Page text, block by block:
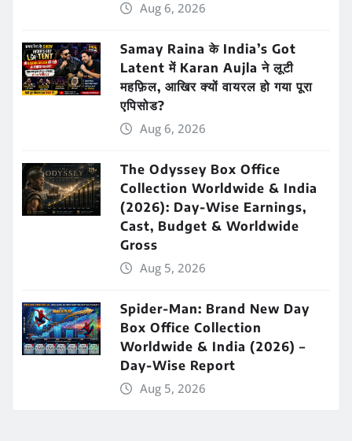
Aug 6, 2026
Samay Raina के India’s Got
Latent में Karan Aujla ने लूटी
महफ़िल, आखिर क्यों वायरल हो गया पूरा
एपिसोड?
Aug 6, 2026
The Odyssey Box Office
Collection Worldwide & India
(2026): Day-Wise Earnings,
Cast, Budget & Worldwide
Gross
Aug 5, 2026
Spider-Man: Brand New Day
Box Office Collection
Worldwide & India (2026) –
Day-Wise Report
Aug 5, 2026